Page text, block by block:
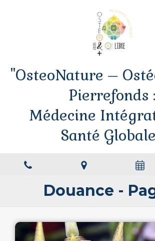
"OsteoNature –
Pierrefonds :
Médecine
Santé
Douance -